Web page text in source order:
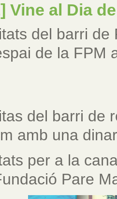
Vine al Dia
del barri
de la FPM
del barri de
amb una
per a la
Pare